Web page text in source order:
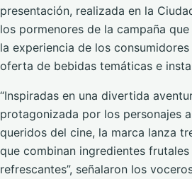
presentación, realizada en la
los pormenores de la campaña
la experiencia de los
oferta de bebidas temáticas e
“Inspiradas en una divertida
protagonizada por los personajes
queridos del cine, la marca lanza
que combinan ingredientes
refrescantes”, señalaron los